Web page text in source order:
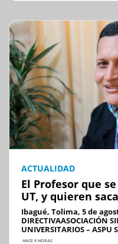
ACTUALIDAD
El Profesor que
UT, y quieren
Ibagué, Tolima, 5 de
DIRECTIVAASOCIACIÓN
UNIVERSITARIOS – ASPU
HACE 9 HORAS